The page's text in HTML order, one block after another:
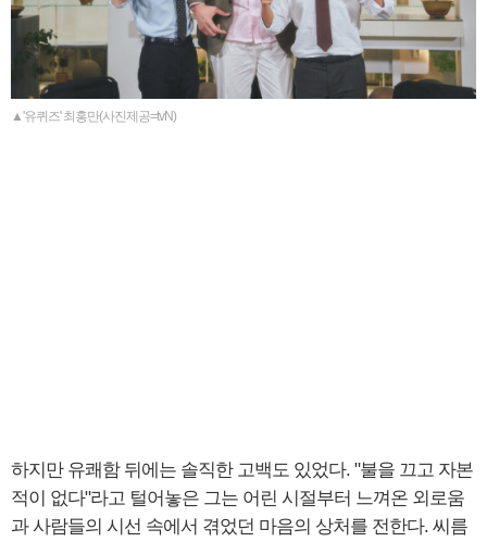
▲'유퀴즈' 최홍만(사진제공=tvN)
하지만 유쾌함 뒤에는 솔직한 고백도 있었다. "불을 끄고 자본
적이 없다"라고 털어놓은 그는 어린 시절부터 느껴온 외로움
과 사람들의 시선 속에서 겪었던 마음의 상처를 전한다. 씨름